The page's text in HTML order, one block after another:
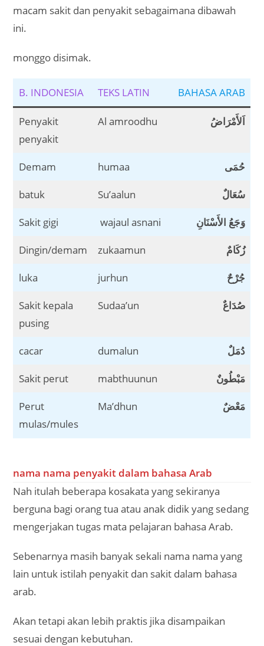
macam sakit dan penyakit sebagaimana dibawah
ini.
monggo disimak.
B. INDONESIA TEKS LATIN BAHASA ARAB
Penyakit
penyakit
Al amroodhu اَلأَمْرَاضُ
Demam humaa حُمَى
batuk Su’aalun سُعَالٌ
Sakit gigi wajaul asnani وَجَعُ الأَسْنَانِ
Dingin/demam zukaamun زُكَامٌ
luka jurhun جُرْحٌ
Sakit kepala
pusing
Sudaa’un صُدَاعٌ
cacar dumalun دُمَلٌ
Sakit perut mabthuunun مَبْطُونٌ
Perut
mulas/mules
Ma’dhun مَعْضٌ
nama nama penyakit dalam bahasa Arab
Nah itulah beberapa kosakata yang sekiranya
berguna bagi orang tua atau anak didik yang sedang
mengerjakan tugas mata pelajaran bahasa Arab.
Sebenarnya masih banyak sekali nama nama yang
lain untuk istilah penyakit dan sakit dalam bahasa
arab.
Akan tetapi akan lebih praktis jika disampaikan
sesuai dengan kebutuhan.